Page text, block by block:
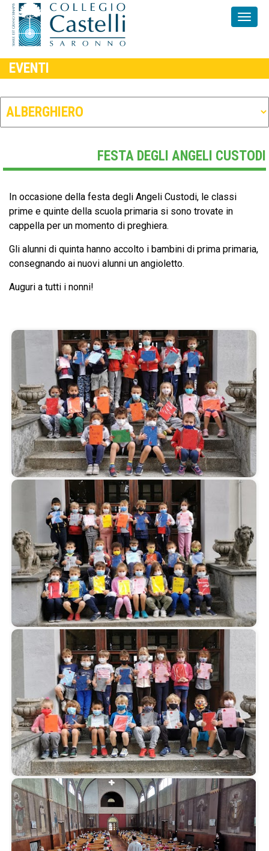
EVENTI
FESTA DEGLI ANGELI CUSTODI
In occasione della festa degli Angeli Custodi, le classi
prime e quinte della scuola primaria si sono trovate in
cappella per un momento di preghiera.
Gli alunni di quinta hanno accolto i bambini di prima primaria,
consegnando ai nuovi alunni un angioletto.
Auguri a tutti i nonni!